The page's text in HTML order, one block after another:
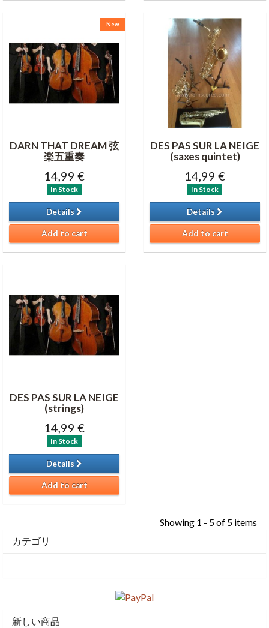
New
DARN THAT DREAM 弦
楽五重奏
14,99 €
In Stock
Details
Add to cart
DES PAS SUR LA NEIGE
(saxes quintet)
14,99 €
In Stock
Details
Add to cart
DES PAS SUR LA NEIGE
(strings)
14,99 €
In Stock
Details
Add to cart
Showing 1 - 5 of 5 items
カテゴリ
新しい商品